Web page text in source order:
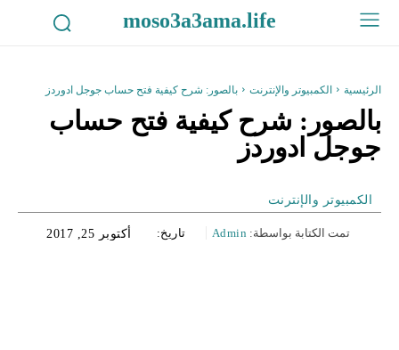
moso3a3ama.life
الرئيسية الكمبيوتر والإنترنت بالصور: شرح كيفية فتح حساب جوجل ادوردز
بالصور: شرح كيفية فتح حساب
جوجل ادوردز
الكمبيوتر والإنترنت
تمت الكتابة بواسطة: Admin تاريخ: أكتوبر 25, 2017